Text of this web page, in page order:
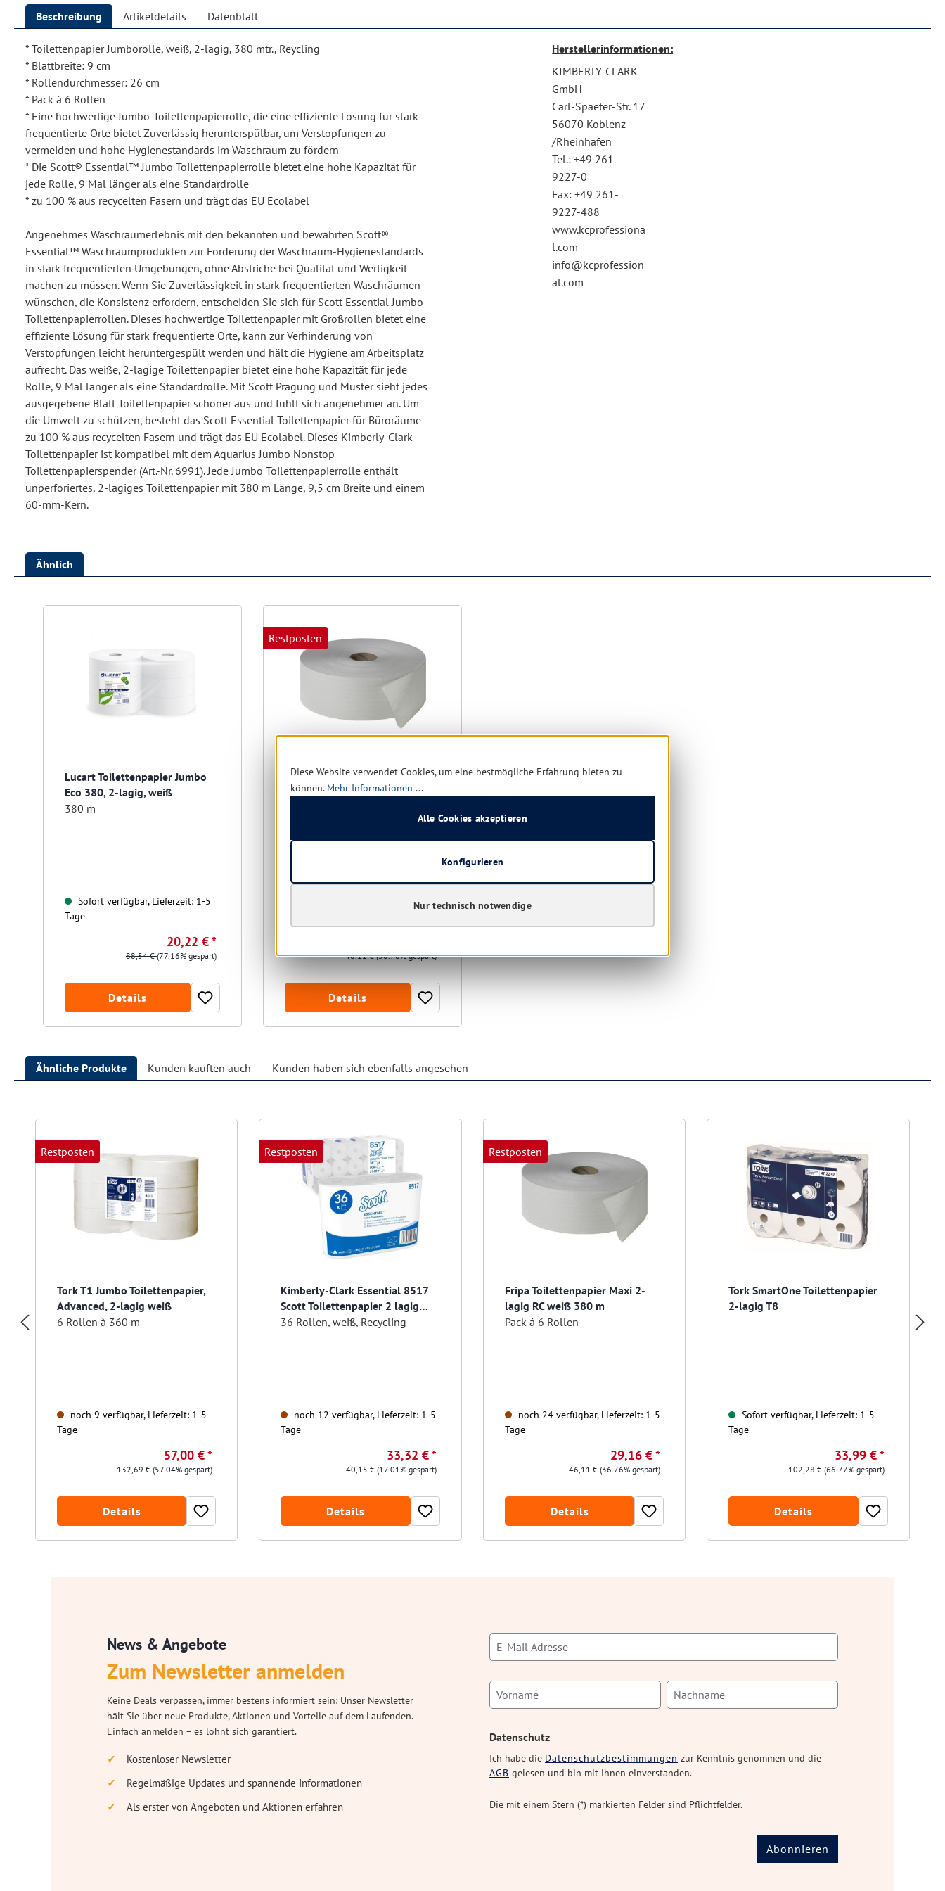
Beschreibung Artikeldetails Datenblatt
* Toilettenpapier Jumborolle, weiß, 2-lagig, 380 mtr., Reycling
* Blattbreite: 9 cm
* Rollendurchmesser: 26 cm
* Pack á 6 Rollen
* Eine hochwertige Jumbo-Toilettenpapierrolle, die eine effiziente Lösung für stark
frequentierte Orte bietet Zuverlässig herunterspülbar, um Verstopfungen zu
vermeiden und hohe Hygienestandards im Waschraum zu fördern
* Die Scott® Essential™ Jumbo Toilettenpapierrolle bietet eine hohe Kapazität für
jede Rolle, 9 Mal länger als eine Standardrolle
* zu 100 % aus recycelten Fasern und trägt das EU Ecolabel
Angenehmes Waschraumerlebnis mit den bekannten und bewährten Scott®
Essential™ Waschraumprodukten zur Förderung der Waschraum-Hygienestandards
in stark frequentierten Umgebungen, ohne Abstriche bei Qualität und Wertigkeit
machen zu müssen. Wenn Sie Zuverlässigkeit in stark frequentierten Waschräumen
wünschen, die Konsistenz erfordern, entscheiden Sie sich für Scott Essential Jumbo
Toilettenpapierrollen. Dieses hochwertige Toilettenpapier mit Großrollen bietet eine
effiziente Lösung für stark frequentierte Orte, kann zur Verhinderung von
Verstopfungen leicht heruntergespült werden und hält die Hygiene am Arbeitsplatz
aufrecht. Das weiße, 2-lagige Toilettenpapier bietet eine hohe Kapazität für jede
Rolle, 9 Mal länger als eine Standardrolle. Mit Scott Prägung und Muster sieht jedes
ausgegebene Blatt Toilettenpapier schöner aus und fühlt sich angenehmer an. Um
die Umwelt zu schützen, besteht das Scott Essential Toilettenpapier für Büroräume
zu 100 % aus recycelten Fasern und trägt das EU Ecolabel. Dieses Kimberly-Clark
Toilettenpapier ist kompatibel mit dem Aquarius Jumbo Nonstop
Toilettenpapierspender (Art.-Nr. 6991). Jede Jumbo Toilettenpapierrolle enthält
unperforiertes, 2-lagiges Toilettenpapier mit 380 m Länge, 9,5 cm Breite und einem
60-mm-Kern.
Herstellerinformationen:
KIMBERLY-CLARK
GmbH
Carl-Spaeter-Str. 17
56070 Koblenz
/Rheinhafen
Tel.: +49 261-
9227-0
Fax: +49 261-
9227-488
www.kcprofessiona
l.com
info@kcprofession
al.com
Ähnlich
Lucart Toilettenpapier Jumbo
Eco 380, 2-lagig, weiß
380 m
Sofort verfügbar, Lieferzeit: 1-5
Tage
20,22 € *
88,54 €(77.16% gespart)
Details
Restposten
Fripa Toilettenpapier Maxi 2-
lagig RC weiß 380 m
Sofort verfügbar, Lieferzeit: 1-5
46,11 €(36.76% gespart)
Details
Ähnliche Produkte Kunden kauften auch Kunden haben sich ebenfalls angesehen
Restposten
Tork T1 Jumbo Toilettenpapier,
Advanced, 2-lagig weiß
6 Rollen à 360 m
noch 9 verfügbar, Lieferzeit: 1-5
Tage
57,00 € *
132,69 €(57.04% gespart)
Details
Restposten
Kimberly-Clark Essential 8517
Scott Toilettenpapier 2 lagig
600 Blatt
36 Rollen, weiß, Recycling
noch 12 verfügbar, Lieferzeit: 1-5
Tage
33,32 € *
40,15 €(17.01% gespart)
Details
Restposten
Fripa Toilettenpapier Maxi 2-
lagig RC weiß 380 m
Pack á 6 Rollen
noch 24 verfügbar, Lieferzeit: 1-5
Tage
29,16 € *
46,11 €(36.76% gespart)
Details
Tork SmartOne Toilettenpapier
2-lagig T8
Sofort verfügbar, Lieferzeit: 1-5
Tage
33,99 € *
102,28 €(66.77% gespart)
Details
News & Angebote
Zum Newsletter anmelden
Keine Deals verpassen, immer bestens informiert sein: Unser Newsletter
hält Sie über neue Produkte, Aktionen und Vorteile auf dem Laufenden.
Einfach anmelden – es lohnt sich garantiert.
Kostenloser Newsletter
Regelmäßige Updates und spannende Informationen
Als erster von Angeboten und Aktionen erfahren
Datenschutz
Ich habe die Datenschutzbestimmungen zur Kenntnis genommen und die
AGB gelesen und bin mit ihnen einverstanden.
Die mit einem Stern (*) markierten Felder sind Pflichtfelder.
Abonnieren
Diese Website verwendet Cookies, um eine bestmögliche Erfahrung bieten zu
können. Mehr Informationen ...
Nur technisch notwendige
Konfigurieren
Alle Cookies akzeptieren